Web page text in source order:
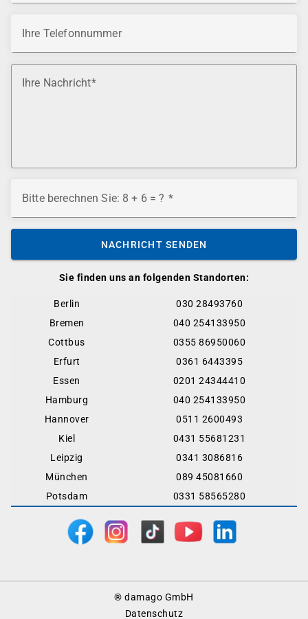
Sie finden uns an folgenden Standorten:
Berlin
030 28493760
Bremen
040 254133950
Cottbus
0355 86950060
Erfurt
0361 6443395
Essen
0201 24344410
Hamburg
040 254133950
Hannover
0511 2600493
Kiel
0431 55681231
Leipzig
0341 3086816
München
089 45081660
Potsdam
0331 58565280
Ihre Telefonnummer
Ihre Nachricht
Bitte berechnen Sie: 8 + 6 = ?
NACHRICHT SENDEN
® damago GmbH
Datenschutz